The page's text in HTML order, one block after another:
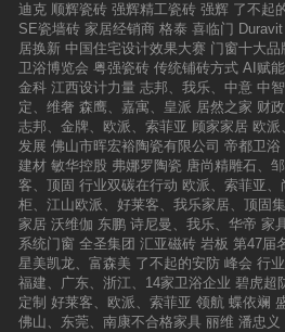
迪克 顺辉瓷砖 强辉精工瓷砖 强辉 了不起
SE瓷墙砖 家居经销商 格泰 喜临门 Duravit
居换新 中国住宅设计效果大赛 门窗十大品
卫浴博览会 粤强瓷砖 传统铺砖方式 AI赋
金科 江西设计力量 志邦、我乐、中意 中
定、维奢 森鹰、嘉寓、皇派 居然之家 财
志邦、金牌、欧派、索菲亚 顾家家居 欧派
发展 佛山市晖宏裕陶瓷有限公司 帝都卫浴
建材 敏华控股 弗娜罗陶瓷 唐尚精雕石、
客、顶固 行业双碳在行动 欧派、索菲亚
柜、江山欧派、好莱客、我乐家居、顶固
家居 沃维伽 东鹏 诗尼曼、我乐、华帝 家
系统门窗 全圣集团 汇亚磁砖 岩板 第47届
星美凯龙、富森美 了不起的安防 峰会 行
福建、广东、浙江、14家卫浴企业 碧虎超
定制 好莱客、欧派、索菲亚 领航 蝶依斓
佛山、东莞、南康不合格家具 丽维 潘忠义